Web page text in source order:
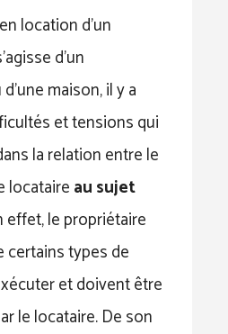
location d’un
d’un
maison, il y a
et tensions qui
la relation entre le
locataireau sujet
effet, le propriétaire
certains types de
et doivent être
le locataire. De son